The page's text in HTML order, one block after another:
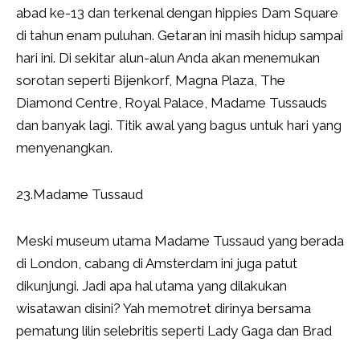
abad ke-13 dan terkenal dengan hippies Dam Square
di tahun enam puluhan. Getaran ini masih hidup sampai
hari ini. Di sekitar alun-alun Anda akan menemukan
sorotan seperti Bijenkorf, Magna Plaza, The
Diamond Centre, Royal Palace, Madame Tussauds
dan banyak lagi. Titik awal yang bagus untuk hari yang
menyenangkan.
23.Madame Tussaud
Meski museum utama Madame Tussaud yang berada
di London, cabang di Amsterdam ini juga patut
dikunjungi. Jadi apa hal utama yang dilakukan
wisatawan disini? Yah memotret dirinya bersama
pematung lilin selebritis seperti Lady Gaga dan Brad